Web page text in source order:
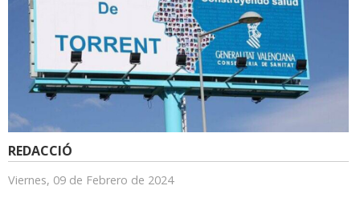
REDACCIÓ
Viernes, 09 de Febrero de 2024